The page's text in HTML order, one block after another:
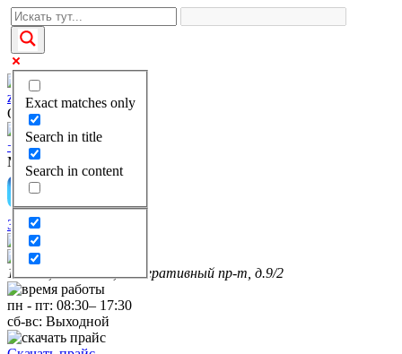
Exact matches only
Search in title
Search in content
zakaz@kgbi-1.ru
Отдел продаж
+7(495)649-69-28
Многоканальный
Заказать звонок
111399, г. Москва, Федеративный пр-т, д.9/2
пн - пт: 08:30– 17:30
сб-вс: Выходной